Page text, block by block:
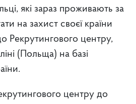
які зараз проживають за
на захист своєї країни
Рекрутингового центру,
(Польща) на базі
центру до